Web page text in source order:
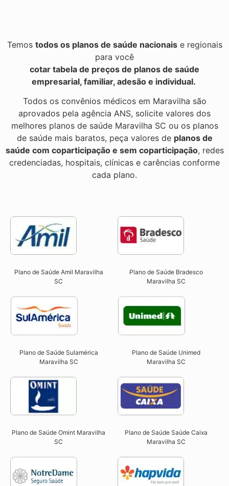
Temos todos os planos de saúde nacionaise regionais
para você
cotar tabela de preços de planos de saúde
empresarial, familiar, adesão e individual.
Todos os convênios médicos em Maravilha são
aprovados pela agência ANS, solicite valores dos
melhores planos de saúde Maravilha SC ou os planos
de saúde mais baratos, peça valores de planos de
saúde com coparticipação e sem coparticipação, redes
credenciadas, hospitais, clínicas e carências conforme
cada plano.
Plano de Saúde Amil Maravilha
SC
Plano de Saúde Bradesco
Maravilha SC
Plano de Saúde Sulamérica
Maravilha SC
Plano de Saúde Unimed
Maravilha SC
Plano de Saúde Omint Maravilha
SC​
Plano de Saúde Saúde Caixa
Maravilha SC​